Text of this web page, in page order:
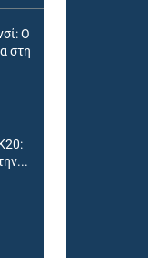
Ο
στη